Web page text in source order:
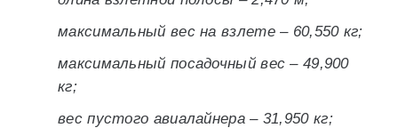
максимальный вес на взлете – 60,550 кг;
максимальный посадочный вес – 49,900
кг;
вес пустого авиалайнера – 31,950 кг;